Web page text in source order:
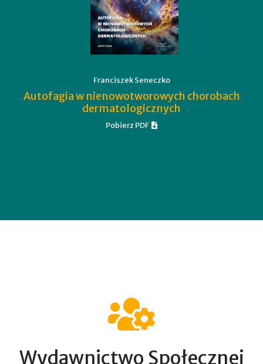
Franciszek Seneczko
Autofagia w nienowotworowych chorobach
dermatologicznych
Pobierz PDF
Wydawnictwo Społecznej